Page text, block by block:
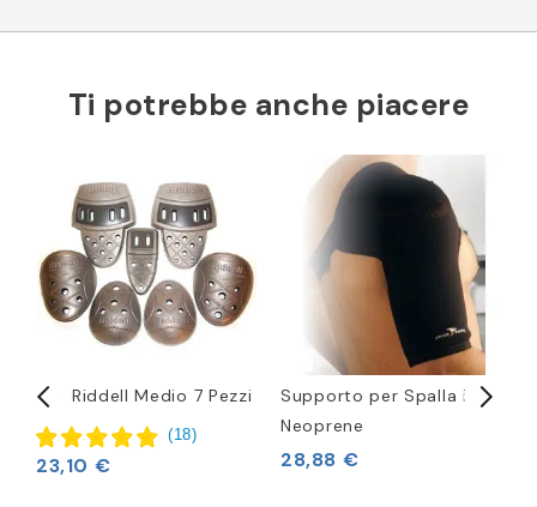
Ti potrebbe anche piacere
Set Riddell Medio 7 Pezzi
(18)
23,10 €
Supporto per Spalla in
Neoprene
28,88 €